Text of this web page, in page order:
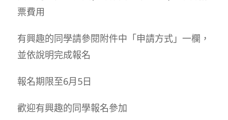
票費用
有興趣的同學請參閱附件中「申請方式」一欄，
並依說明完成報名
報名期限至6月5日
歡迎有興趣的同學報名參加